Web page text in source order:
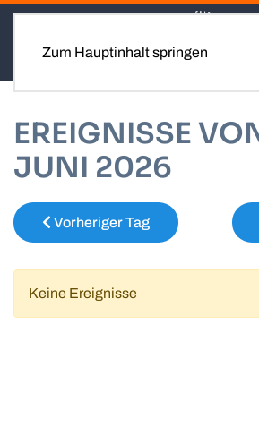
Zum Hauptinhalt springen
EREIGNISSE
JUNI 2026
Vorheriger Tag
Keine Ereignisse